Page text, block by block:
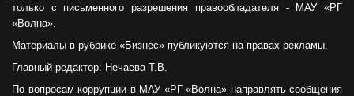
только с письменного разрешения правообладателя - МАУ «РГ
«Волна».
Материалы в рубрике «Бизнес» публикуются на правах рекламы.
Главный редактор: Нечаева Т.В.
По вопросам коррупции в МАУ «РГ «Волна» направлять сообщения